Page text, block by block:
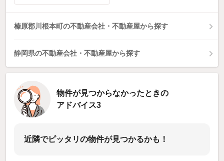
榛原郡川根本町の不動産会社・不動産屋から探す
静岡県の不動産会社・不動産屋から探す
物件が見つからなかったときの
アドバイス3
近隣でピッタリの物件が見つかるかも！